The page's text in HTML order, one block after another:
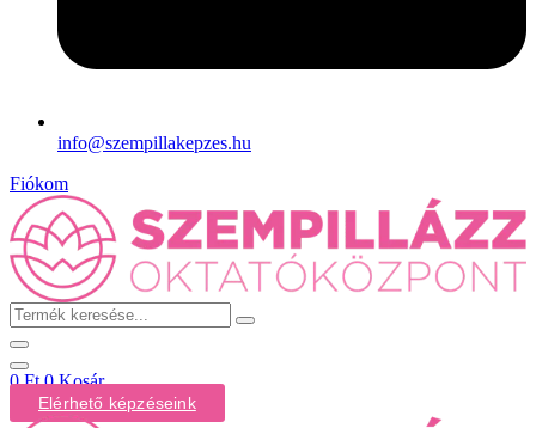
info@szempillakepzes.hu
Fiókom
Termék
keresése...
0Ft 0 Kosár
Elérhető képzéseink